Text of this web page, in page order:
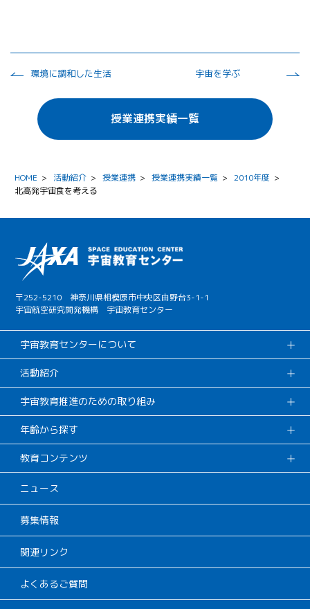
環境に調和した生活 宇宙を学ぶ
授業連携実績一覧
HOME > 活動紹介 > 授業連携 > 授業連携実績一覧 > 2010年度 >
北高発宇宙食を考える
〒252-5210 神奈川県相模原市中央区由野台3-1-1
宇宙航空研究開発機構 宇宙教育センター
宇宙教育センターについて
活動紹介
宇宙教育推進のための取り組み
年齢から探す
教育コンテンツ
ニュース
募集情報
関連リンク
よくあるご質問